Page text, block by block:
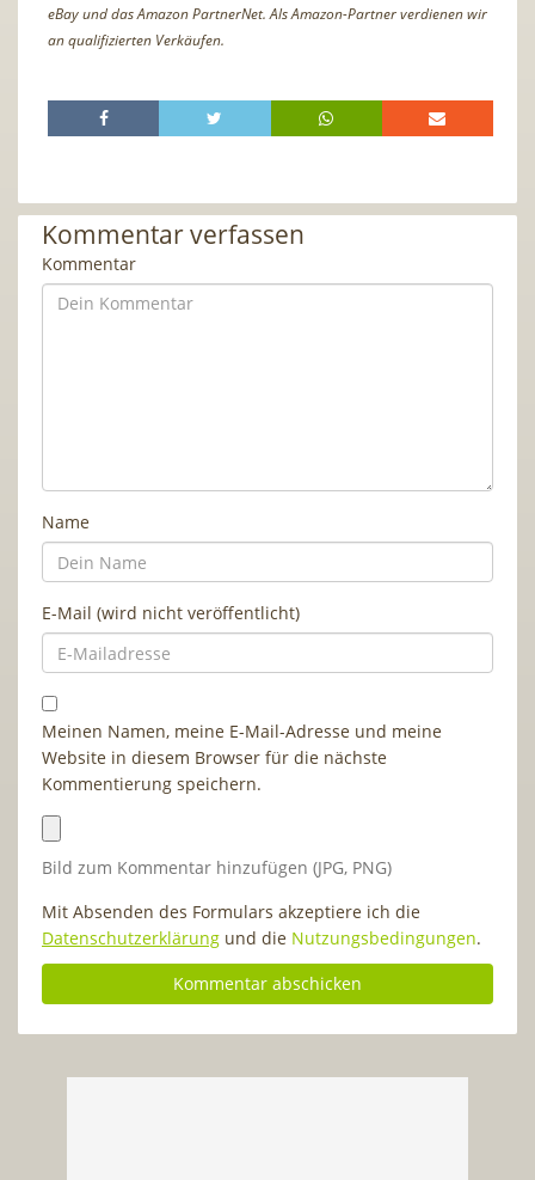
eBay und das Amazon PartnerNet. Als Amazon-Partner verdienen wir
an qualifizierten Verkäufen.
Kommentar verfassen
Kommentar
Name
E-Mail (wird nicht veröffentlicht)
Meinen Namen, meine E-Mail-Adresse und meine
Website in diesem Browser für die nächste
Kommentierung speichern.
Bild zum Kommentar hinzufügen (JPG, PNG)
Mit Absenden des Formulars akzeptiere ich die
Datenschutzerklärung und die Nutzungsbedingungen.